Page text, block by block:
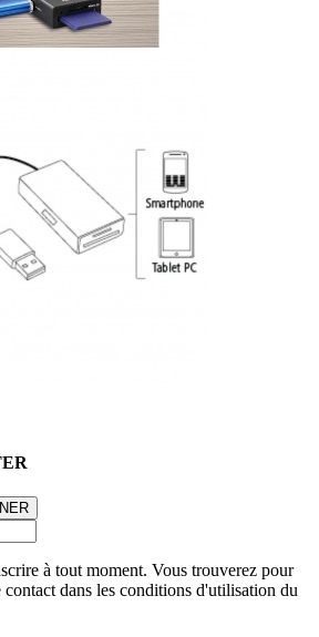
à tout moment. Vous trouverez pour
dans les conditions d'utilisation du